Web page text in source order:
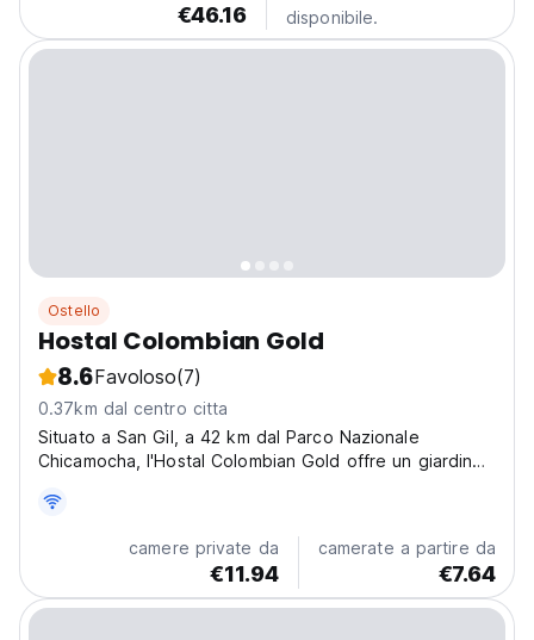
€46.16
disponibile.
Ostello
Hostal Colombian Gold
8.6Favoloso(7)
0.37km dal centro citta
Situato a San Gil, a 42 km dal Parco Nazionale
Chicamocha, l'Hostal Colombian Gold offre un giardino,
camere private da
€11.94
camerate a partire da
€7.64